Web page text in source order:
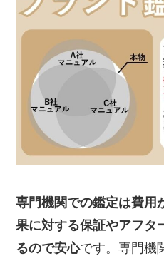
専門機関での鑑定は費用
果に対する保証やアフタ
るので安心です。専門機